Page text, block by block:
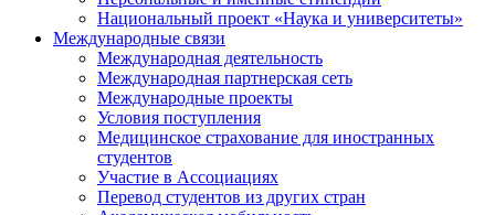
Национальный проект «Наука и университеты»
Международные связи
Международная деятельность
Международная партнерская сеть
Международные проекты
Условия поступления
Медицинское страхование для иностранных
студентов
Участие в Ассоциациях
Перевод студентов из других стран